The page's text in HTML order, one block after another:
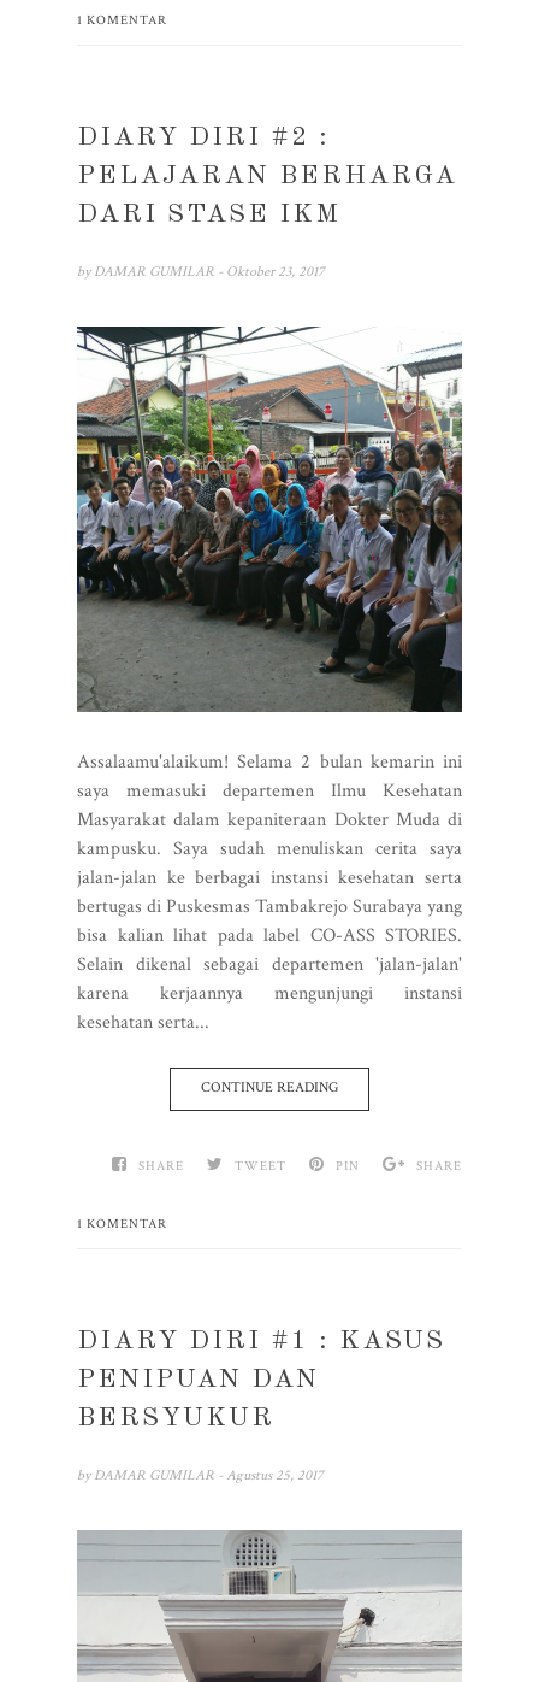
1 KOMENTAR
DIARY DIRI #2 :
PELAJARAN BERHARGA
DARI STASE IKM
by DAMAR GUMILAR - Oktober 23, 2017
Assalaamu'alaikum! Selama 2 bulan kemarin ini
saya memasuki departemen Ilmu Kesehatan
Masyarakat dalam kepaniteraan Dokter Muda di
kampusku. Saya sudah menuliskan cerita saya
jalan-jalan ke berbagai instansi kesehatan serta
bertugas di Puskesmas Tambakrejo Surabaya yang
bisa kalian lihat pada label CO-ASS STORIES.
Selain dikenal sebagai departemen 'jalan-jalan'
karena kerjaannya mengunjungi instansi
kesehatan serta...
CONTINUE READING
SHARE TWEET PIN SHARE
1 KOMENTAR
DIARY DIRI #1 : KASUS
PENIPUAN DAN
BERSYUKUR
by DAMAR GUMILAR - Agustus 25, 2017